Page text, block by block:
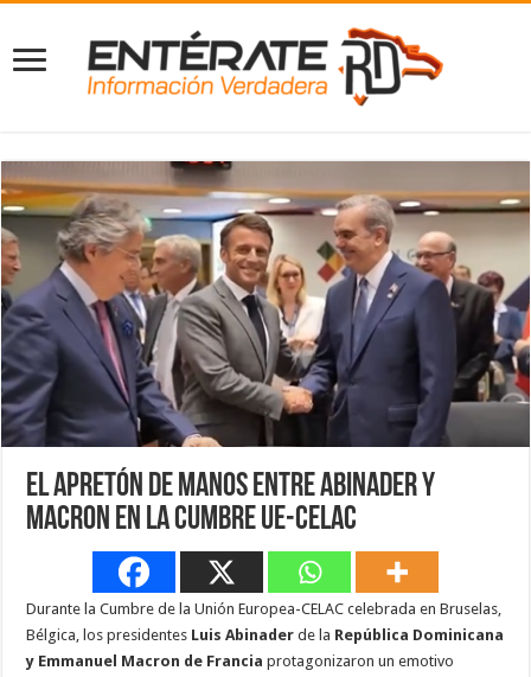
El apretón de manos entre Abinader y
Macron en la Cumbre UE-CELAC
Durante la Cumbre de la Unión Europea-CELAC celebrada en Bruselas,
Bélgica, los presidentes Luis Abinader de la República Dominicana
y Emmanuel Macron de Francia protagonizaron un emotivo